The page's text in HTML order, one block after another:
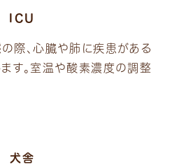
ICU
際、心臓や肺に疾患がある
す。室温や酸素濃度の調整
犬舎